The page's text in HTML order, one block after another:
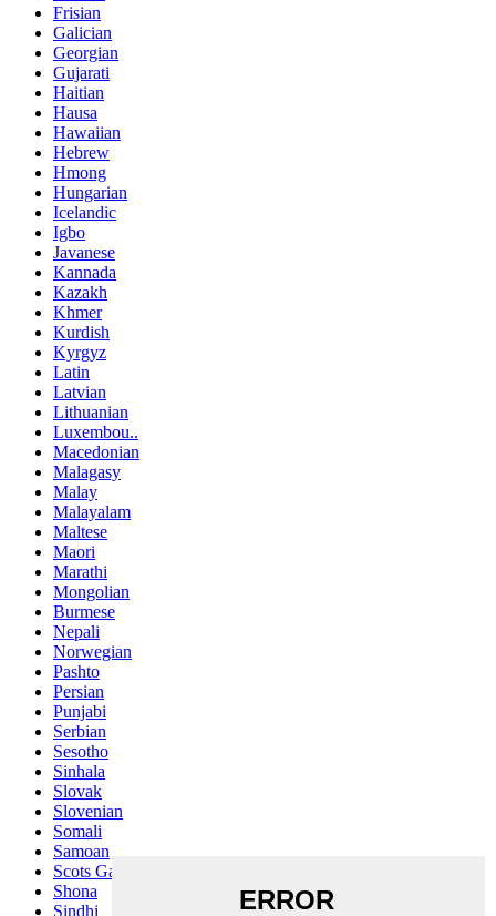
Frisian
Galician
Georgian
Gujarati
Haitian
Hausa
Hawaiian
Hebrew
Hmong
Hungarian
Icelandic
Igbo
Javanese
Kannada
Kazakh
Khmer
Kurdish
Kyrgyz
Latin
Latvian
Lithuanian
Luxembou..
Macedonian
Malagasy
Malay
Malayalam
Maltese
Maori
Marathi
Mongolian
Burmese
Nepali
Norwegian
Pashto
Persian
Punjabi
Serbian
Sesotho
Sinhala
Slovak
Slovenian
Somali
Samoan
Scots Gaelic
Shona
Sindhi